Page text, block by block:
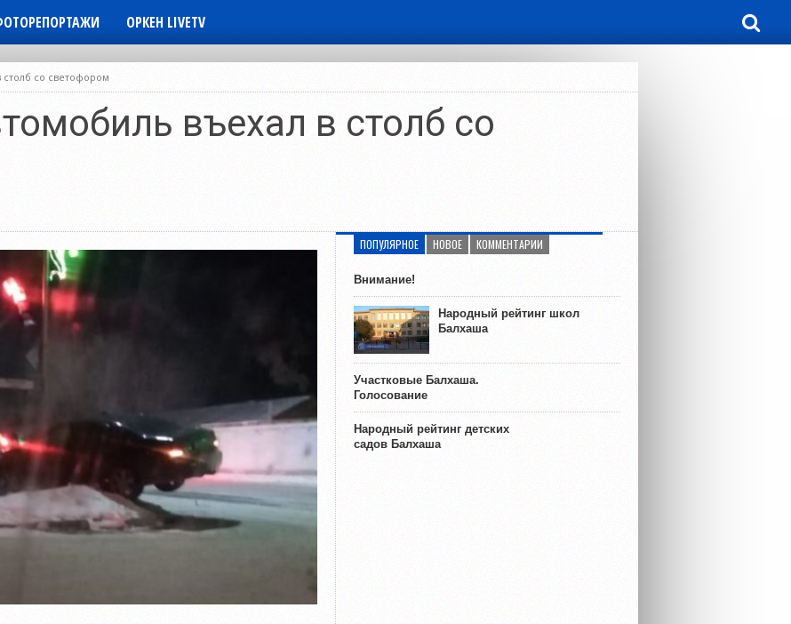
ОРКЕН LIVETV
со светофором
въехал в столб со
ПОПУЛЯРНОЕ НОВОЕ КОММЕНТАРИИ
Внимание!
Народный рейтинг школ
Балхаша
Участковые Балхаша.
Голосование
Народный рейтинг детских
садов Балхаша